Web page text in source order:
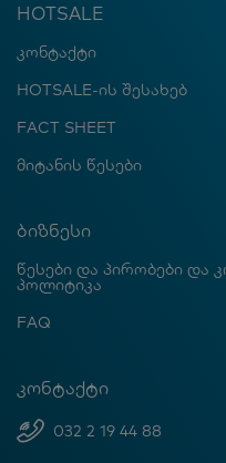
HOTSALE
კონტაქტი
HOTSALE-ის შესახებ
FACT SHEET
მიტანის წესები
ბიზნესი
წესები და პირობები და
პოლიტიკა
FAQ
კონტაქტი
032 2 19 44 88